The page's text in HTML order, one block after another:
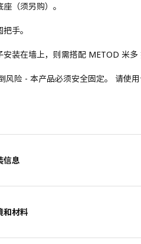
（须另购）。
手。
装在墙上，则需搭配 METOD 米多
风险 - 本产品必须安全固定。 请使
信息
和材料